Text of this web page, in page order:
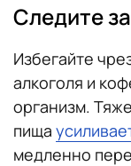
Следите
Избегайте
алкоголя и
организм.
пища
медленно